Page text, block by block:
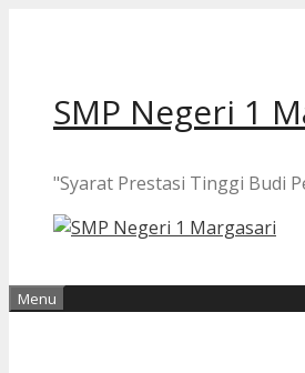
SMP Negeri 1
"Syarat Prestasi Tinggi Budi
Menu